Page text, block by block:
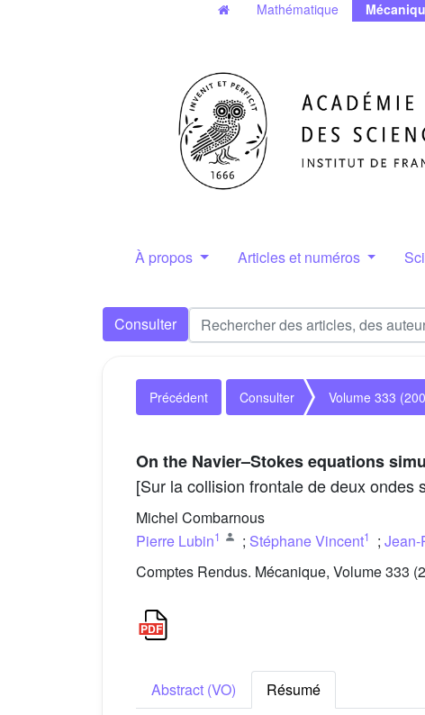
Mathématique
À propos Articles et numéros
Consulter
Précédent Consulter Volume 333
On the Navier–Stokes equations
[Sur la collision frontale de deux
Michel Combarnous
Pierre Lubin1 ; Stéphane Vincent1 ;
Comptes Rendus. Mécanique, Volume 333
Abstract (VO)
Résumé